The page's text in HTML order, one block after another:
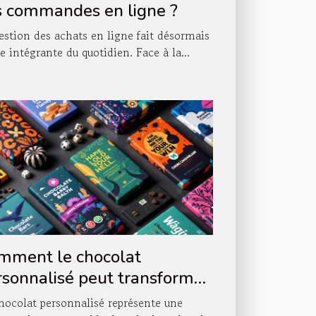
commandes en ligne ?
des achats en ligne fait désormais
intégrante du quotidien. Face à la...
le chocolat
peut transformer
stratégie de marque ?
personnalisé représente une